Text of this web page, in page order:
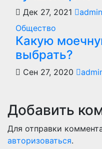
Дек 27, 2021
Общество
Какую
выбрать?
Сен 27, 2020
Добавить
Для отправки
авторизоваться.